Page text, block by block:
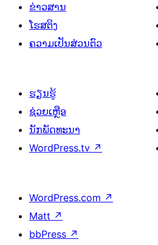
ຂ່າວສານ
ໂຮສຕິງ
ຄວາມເປັນສ່ວນຕົວ
ຮຽນຮູ້
ຊ່ວຍເຫຼືອ
ນັກພັດທະນາ
WordPress.tv ↗
WordPress.com ↗
Matt ↗
bbPress ↗